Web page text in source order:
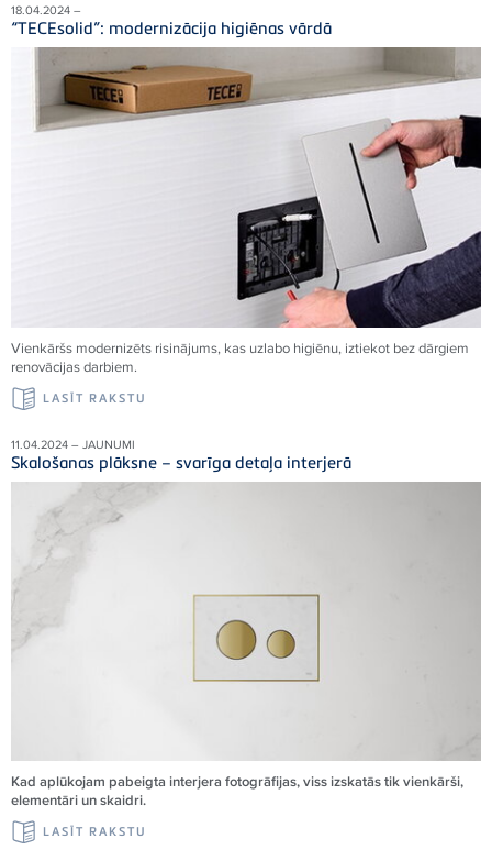
18.04.2024 –
“TECEsolid”: modernizācija higiēnas vārdā
Vienkāršs modernizēts risinājums, kas uzlabo higiēnu, iztiekot bez dārgiem
renovācijas darbiem.
LASĪT RAKSTU
11.04.2024 – JAUNUMI
Skalošanas plāksne – svarīga detaļa interjerā
Kad aplūkojam pabeigta interjera fotogrāfijas, viss izskatās tik vienkārši,
elementāri un skaidri.
LASĪT RAKSTU